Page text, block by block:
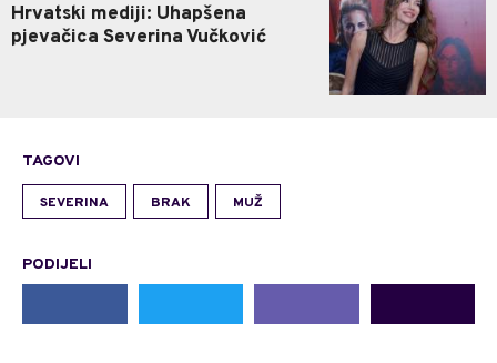
Hrvatski mediji: Uhapšena
pjevačica Severina Vučković
TAGOVI
SEVERINA BRAK MUŽ
PODIJELI